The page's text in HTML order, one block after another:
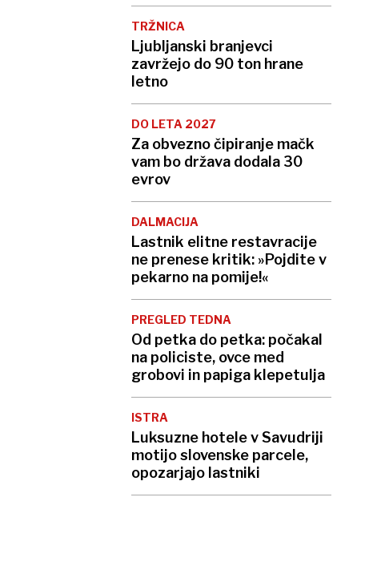
TRŽNICA
Ljubljanski branjevci
zavržejo do 90 ton hrane
letno
DO LETA 2027
Za obvezno čipiranje mačk
vam bo država dodala 30
evrov
DALMACIJA
Lastnik elitne restavracije
ne prenese kritik: »Pojdite v
pekarno na pomije!«
PREGLED TEDNA
Od petka do petka: počakal
na policiste, ovce med
grobovi in papiga klepetulja
ISTRA
Luksuzne hotele v Savudriji
motijo slovenske parcele,
opozarjajo lastniki